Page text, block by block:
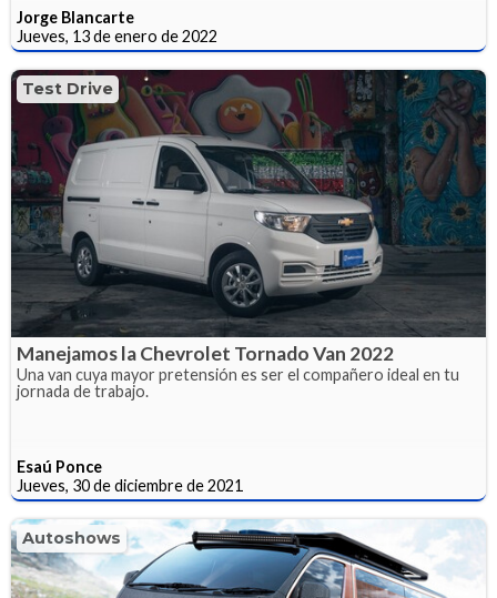
Jorge Blancarte
Jueves, 13 de enero de 2022
Test Drive
Manejamos la Chevrolet Tornado Van 2022
Una van cuya mayor pretensión es ser el compañero ideal en tu
jornada de trabajo.
Esaú Ponce
Jueves, 30 de diciembre de 2021
Autoshows